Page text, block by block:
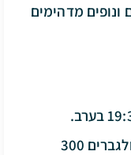
ונופים מדהימים
עלות: העלות לנשים 150 דירהם ולגברים 300